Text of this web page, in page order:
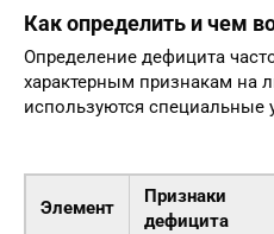
Как определить и чем
Определение дефицита
характерным признакам на
используются специальные
Элемент
Признаки
дефицита